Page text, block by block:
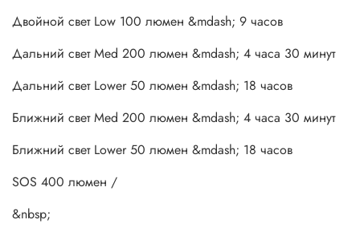
Нажмите боковой переключатель для изменения уровня
дальним светом дважды нажмите на боковой
переключатель. Тройное нажатие активирует режим
&ldquo;SOS&rdquo;.
&nbsp;
&nbsp;
Примечание:включение, выключение или изменение
яркости происходит плавно.
Двойной свет Low 100 люмен &mdash; 9 часов
Дальний свет Med 200 люмен &mdash; 4 часа 30 минут
Дальний свет Lower 50 люмен &mdash; 18 часов
Ближний свет Med 200 люмен &mdash; 4 часа 30 минут
Ближний свет Lower 50 люмен &mdash; 18 часов
SOS 400 люмен /
&nbsp;